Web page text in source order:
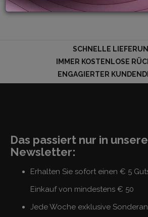
SCHNELLE
IMMER KOSTENLOSE
ENGAGIERTER
Das passiert nur in
Newsletter:
Erhalten Sie sofort einen € 5
Einkauf von mindestens € 50
Jede Woche exklusive